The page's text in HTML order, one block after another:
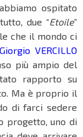
ospitato
due “Etoile”
che il mondo ci
Giorgio VERCILLO
più ampio del
rapporto su
Ma è proprio il
di farci sedere
progetto, uno di